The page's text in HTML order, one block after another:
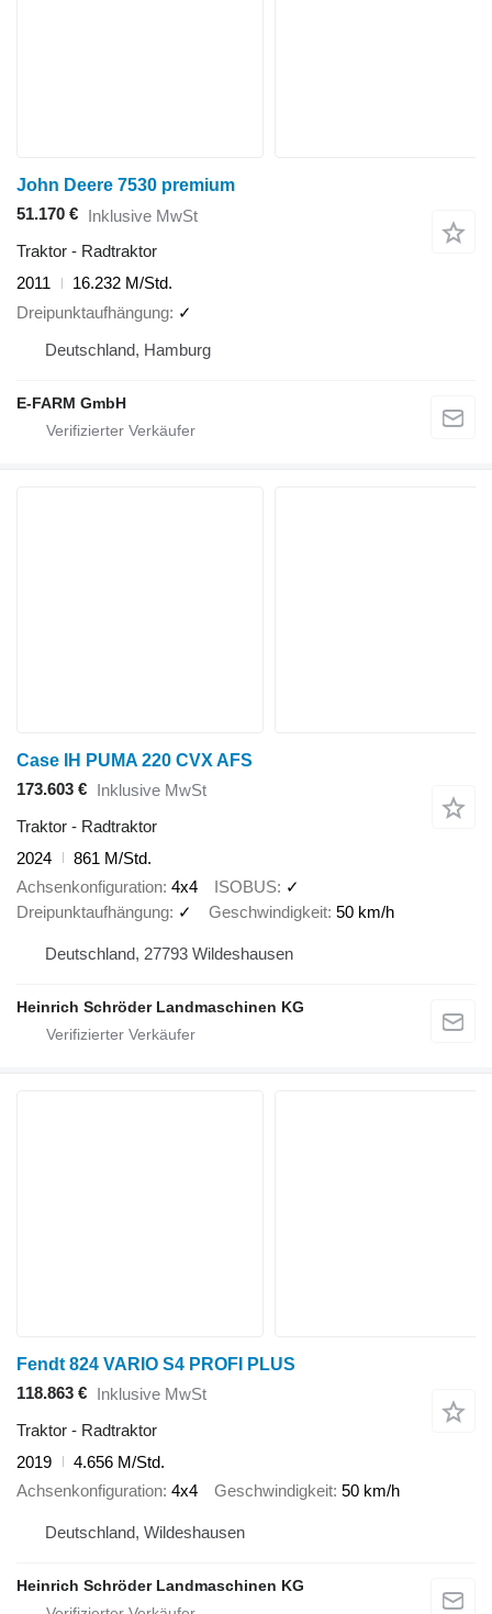
John Deere 7530 premium
51.170 € Inklusive MwSt
Traktor - Radtraktor
2011
16.232 M/Std.
Dreipunktaufhängung ✓
Deutschland, Hamburg
E-FARM GmbH
Case IH PUMA 220 CVX AFS
173.603 € Inklusive MwSt
Traktor - Radtraktor
2024
861 M/Std.
Achsenkonfiguration 4x4 ISOBUS ✓
Dreipunktaufhängung ✓ Geschwindigkeit 50 km/h
Deutschland, 27793 Wildeshausen
Heinrich Schröder Landmaschinen KG
Fendt 824 VARIO S4 PROFI PLUS
118.863 € Inklusive MwSt
Traktor - Radtraktor
2019
4.656 M/Std.
Achsenkonfiguration 4x4 Geschwindigkeit 50 km/h
Deutschland, Wildeshausen
Heinrich Schröder Landmaschinen KG